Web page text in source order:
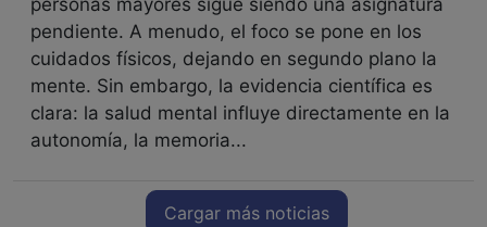
personas mayores sigue siendo una asignatura
pendiente. A menudo, el foco se pone en los
cuidados físicos, dejando en segundo plano la
mente. Sin embargo, la evidencia científica es
clara: la salud mental influye directamente en la
autonomía, la memoria...
Cargar más noticias